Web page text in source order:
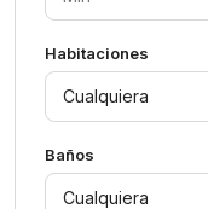
Habitaciones
Cualquiera
Baños
Cualquiera